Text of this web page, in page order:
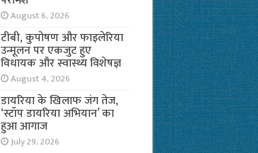
August 6, 2026
टीबी, कुपोषण और फाइलेरिया
उन्मूलन पर एकजुट हुए
विधायक और स्वास्थ्य विशेषज्ञ
August 4, 2026
डायरिया के खिलाफ जंग तेज,
‘स्टॉप डायरिया अभियान’ का
हुआ आगाज
July 29, 2026